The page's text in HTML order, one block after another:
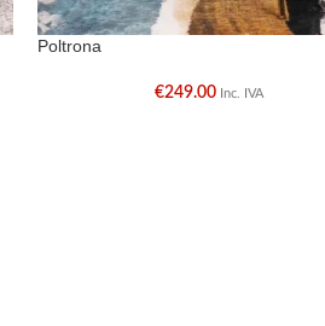
Poltrona
€249.00 Inc. IVA